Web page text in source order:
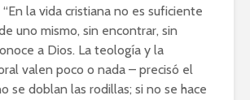
la vida cristiana no es suficiente
uno mismo, sin encontrar, sin
a Dios. La teología y la
valen poco o nada – precisó el
se doblan las rodillas; si no se hace